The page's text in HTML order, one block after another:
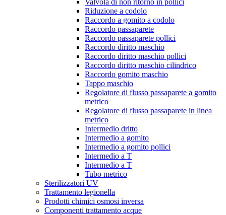
Riduzione a codolo
Raccordo a gomito a codolo
Raccordo passaparete
Raccordo passaparete pollici
Raccordo diritto maschio
Raccordo diritto maschio pollici
Raccordo diritto maschio cilindrico
Raccordo gomito maschio
Tappo maschio
Regolatore di flusso passaparete a gomito
metrico
Regolatore di flusso passaparete in linea
metrico
Intermedio dritto
Intermedio a gomito
Intermedio a gomito pollici
Intermedio a T
Intermedio a T
Tubo metrico
Sterilizzatori UV
Trattamento legionella
Prodotti chimici osmosi inversa
Componenti trattamento acque